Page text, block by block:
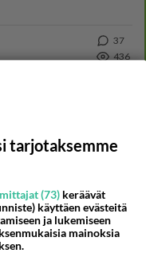
37
436
Uusi draamasarja järkyttävästä tapauksesta on tulossa. Tositapahtumiin perustuva sarja ammentaa vuoden 1986 Mikkelin pan
Ernest Lawson täräytti erikoisen heiton TTK-lehdistötilaisuudessa: " Onko tässä tarkoituksena...?"
tarjotaksemme
(73) keräävät
käyttäen evästeitä
ja lukemiseen
mainoksia